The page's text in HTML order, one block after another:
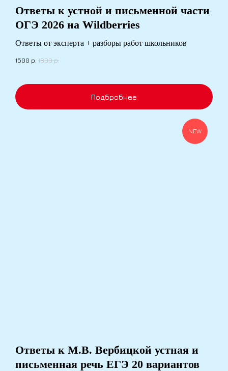
Ответы к устной и письменной части
ОГЭ 2026 на Wildberries
Ответы от эксперта + разборы работ школьников
1500 р. 1800 р.
Подбробнее
NEW
Ответы к М.В. Вербицкой устная и
письменная речь ЕГЭ 20 вариантов